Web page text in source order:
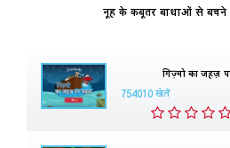
नूह के कबूतर बाधाओं से बचने
गिज़्मो का जहज़
754010 खेलें